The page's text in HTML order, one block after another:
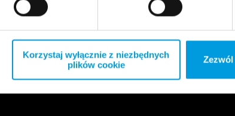
Korzystaj wyłącznie z niezbędnych
plików cookie